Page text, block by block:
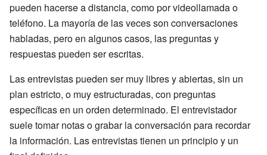
pueden hacerse a distancia, como por videollamada o
teléfono. La mayoría de las veces son conversaciones
habladas, pero en algunos casos, las preguntas y
respuestas pueden ser escritas.
Las entrevistas pueden ser muy libres y abiertas, sin un
plan estricto, o muy estructuradas, con preguntas
específicas en un orden determinado. El entrevistador
suele tomar notas o grabar la conversación para recordar
la información. Las entrevistas tienen un principio y un